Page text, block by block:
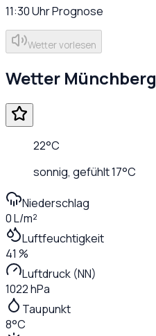
11:30UhrPrognose
Wetter vorlesen
Wetter Münchberg
22°C
sonnig, gefühlt17°C
Niederschlag
0 L/m²
Luftfeuchtigkeit
41 %
Luftdruck (NN)
1022 hPa
Taupunkt
8°C